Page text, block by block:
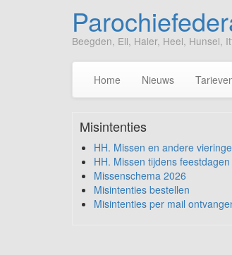
Beegden, Ell, Haler, Heel, Hunsel,
Home Nieuws
Misintenties
HH. Missen en andere
HH. Missen tijdens feestdagen
Missenschema 2026
Misintenties bestellen
Misintenties per mail